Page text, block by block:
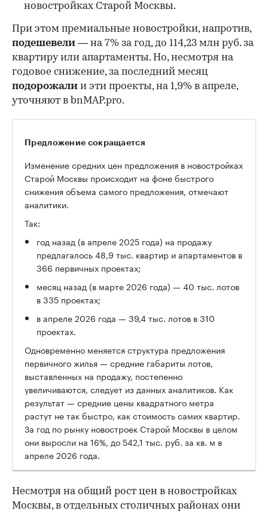
новостройках Старой Москвы.
При этом премиальные новостройки, напротив,
подешевели — на 7% за год, до 114,23 млн руб. за
квартиру или апартаменты. Но, несмотря на
годовое снижение, за последний месяц
подорожали и эти проекты, на 1,9% в апреле,
уточняют в bnMAP.pro.
Предложение сокращается
Изменение средних цен предложения в новостройках
Старой Москвы происходит на фоне быстрого
снижения объема самого предложения, отмечают
аналитики.
Так:
год назад (в апреле 2025 года) на продажу
предлагалось 48,9 тыс. квартир и апартаментов в
366 первичных проектах;
месяц назад (в марте 2026 года) — 40 тыс. лотов
в 335 проектах;
в апреле 2026 года — 39,4 тыс. лотов в 310
проектах.
Одновременно меняется структура предложения
первичного жилья — средние габариты лотов,
выставленных на продажу, постепенно
увеличиваются, следует из данных аналитиков. Как
результат — средние цены квадратного метра
растут не так быстро, как стоимость самих квартир.
За год по рынку новостроек Старой Москвы в целом
они выросли на 16%, до 542,1 тыс. руб. за кв. м в
апреле 2026 года.
Несмотря на общий рост цен в новостройках
Москвы, в отдельных столичных районах они